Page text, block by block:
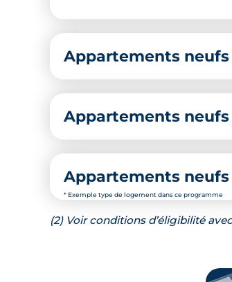
Appartements neufs
Appartements neufs
Appartements neufs
* Exemple type de logement dans ce programme
(2) Voir conditions d’éligibilité